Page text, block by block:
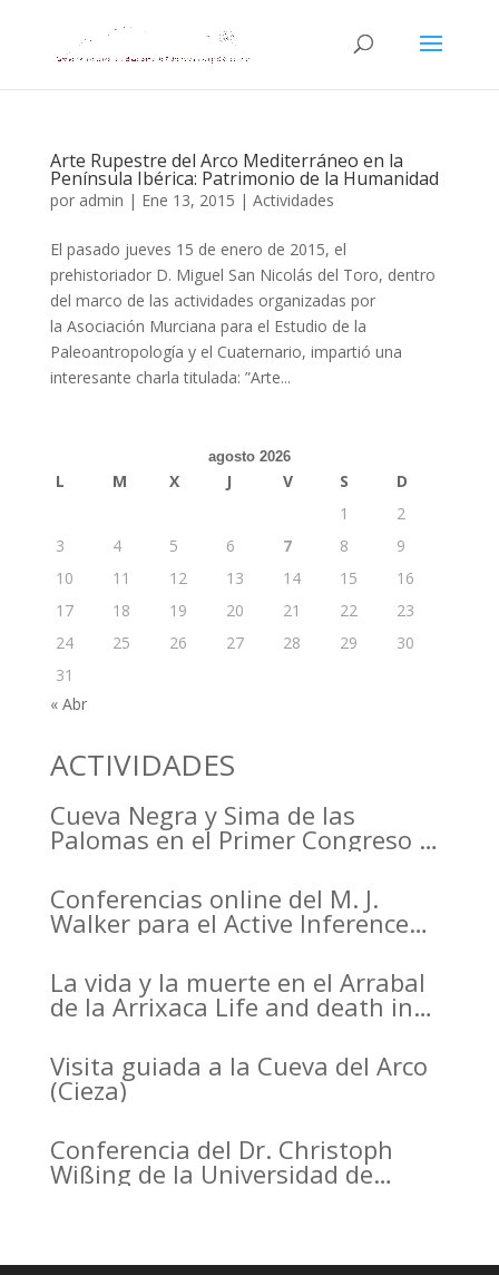
Arte Rupestre del Arco Mediterráneo en la
Península Ibérica: Patrimonio de la Humanidad
por admin | Ene 13, 2015 | Actividades
El pasado jueves 15 de enero de 2015, el
prehistoriador D. Miguel San Nicolás del Toro, dentro
del marco de las actividades organizadas por
la Asociación Murciana para el Estudio de la
Paleoantropología y el Cuaternario, impartió una
interesante charla titulada: ”Arte...
agosto 2026
L M X J V S
D
1
2
3
4 5 6 7 8
9
10
11 12 13 14 15
16
17
18 19 20 21 22
23
24
25 26 27 28 29
30
31
« Abr
ACTIVIDADES
Cueva Negra y Sima de las
Palomas en el Primer Congreso de
Murcia organizado por el CDL
Conferencias online del M. J.
Walker para el Active Inference
La vida y la muerte en el Arrabal
de la Arrixaca Life and death in
Visita guiada a la Cueva del Arco
(Cieza)
Conferencia del Dr. Christoph
Wißing de la Universidad de